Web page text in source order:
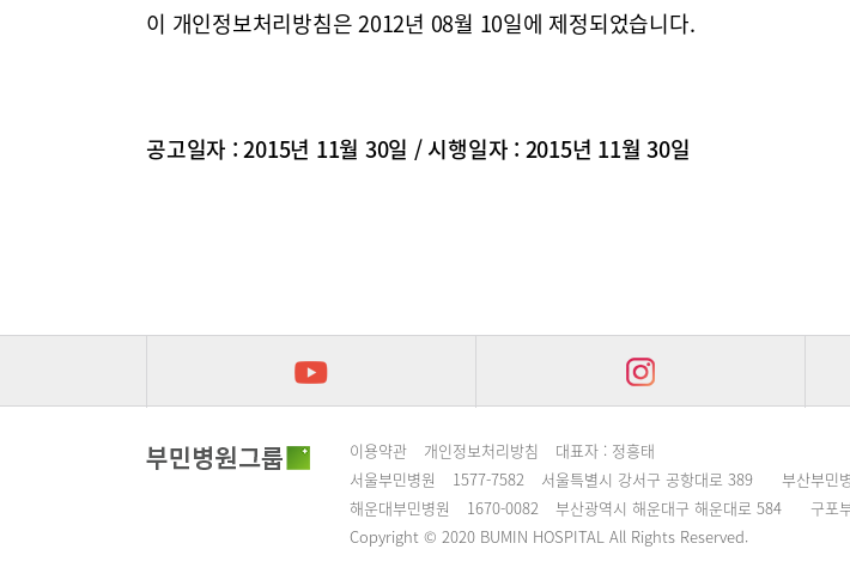
이 개인정보처리방침은 2012년 08월 10일에 제정되었습니다.
공고일자 : 2015년 11월 30일 / 시행일자 : 2015년 11월 30일
이용약관 개인정보처리방침
대표자 : 정흥태
서울부민병원
1577-7582 서울특별시 강서구 공항대로 389 부산부민
해운대부민병원
1670-0082 부산광역시 해운대구 해운대로 584 구포
Copyright © 2020 BUMIN HOSPITAL All Rights Reserved.